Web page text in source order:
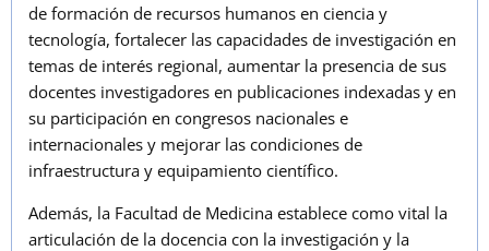
de formación de recursos humanos en ciencia y
tecnología, fortalecer las capacidades de investigación en
temas de interés regional, aumentar la presencia de sus
docentes investigadores en publicaciones indexadas y en
su participación en congresos nacionales e
internacionales y mejorar las condiciones de
infraestructura y equipamiento científico.
Además, la Facultad de Medicina establece como vital la
articulación de la docencia con la investigación y la